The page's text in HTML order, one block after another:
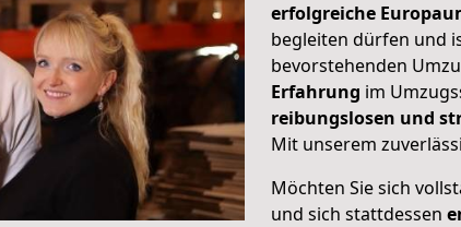
erfolgreiche
begleiten dürfen und
bevorstehenden
Erfahrung im
reibungslosen und
Mit unserem
Möchten Sie sich
und sich stattdessen